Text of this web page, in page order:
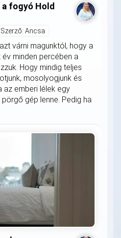
fogyó Hold
Szerző: Ancsa
várni magunktól, hogy a
év minden percében a
Hogy mindig teljes
mosolyogjunk és
az emberi lélek egy
gép lenne. Pedig ha